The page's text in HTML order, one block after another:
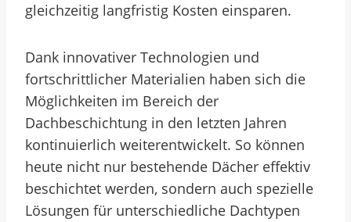
gleichzeitig langfristig Kosten einsparen.
Dank innovativer Technologien und
fortschrittlicher Materialien haben sich die
Möglichkeiten im Bereich der
Dachbeschichtung in den letzten Jahren
kontinuierlich weiterentwickelt. So können
heute nicht nur bestehende Dächer effektiv
beschichtet werden, sondern auch spezielle
Lösungen für unterschiedliche Dachtypen